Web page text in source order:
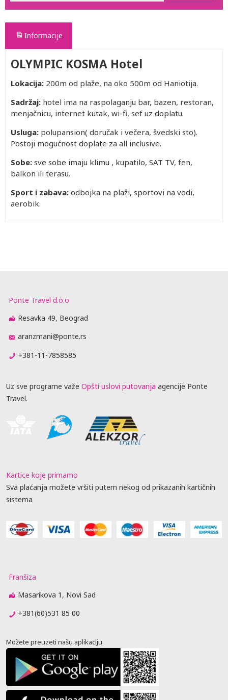
Informacije
OLYMPIC KOSMA Hotel
Lokacija: 200m od plaže, na oko 500m od Haniotija.
Sadržaj: hotel ima na raspolaganju bar, bazen, restoran,
menjačnicu, internet kutak, wi-fi, sef uz doplatu.
Usluga: polupansion( doručak i večera, švedski sto).
Postoji mogućnost doplate za all inclusive.
Sobe: sve sobe imaju klimu , kupatilo, SAT TV, fen,
balkon ili terasu.
Sport i zabava: odbojka na plaži, sportovi na vodi,
aerobik.
Ponte Travel d.o.o
Resavka 49, Beograd
aranzmani@ponte.rs
+381-11-7858585
Uz sve programe važe Opšti uslovi putovanja agencije Ponte
Travel.
Kartice koje primamo
Sva plaćanja možete vršiti putem nekog od prikazanih kartičnih
sistema
Franšiza
Masarikova 1, Novi Sad
+381(60)531 85 00
Možete preuzeti našu aplikaciju.